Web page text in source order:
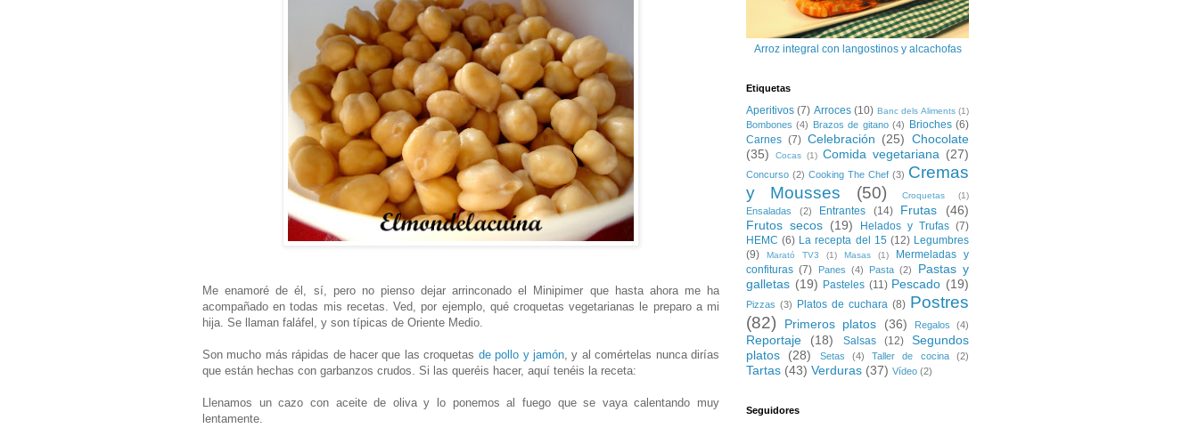
Me enamoré de él, sí, pero no pienso dejar arrinconado el Minipimer que hasta ahora me ha
acompañado en todas mis recetas. Ved, por ejemplo, qué croquetas vegetarianas le preparo a mi
hija. Se llaman faláfel, y son típicas de Oriente Medio.
Son mucho más rápidas de hacer que las croquetas de pollo y jamón, y al comértelas nunca dirías
que están hechas con garbanzos crudos. Si las queréis hacer, aquí tenéis la receta:
Llenamos un cazo con aceite de oliva y lo ponemos al fuego que se vaya calentando muy
lentamente.
Arroz integral con langostinos y alcachofas
Etiquetas
Aperitivos (7) Arroces (10) Banc dels Aliments (1)
Bombones (4) Brazos de gitano (4) Brioches (6)
Carnes (7) Celebración (25) Chocolate
(35)
Cocas (1) Comida vegetariana (27)
Concurso (2) Cooking The Chef (3) Cremas
y Mousses
(50) Croquetas (1)
Ensaladas (2) Entrantes (14) Frutas
(46)
Frutos secos (19) Helados y Trufas (7)
HEMC (6) La recepta del 15 (12) Legumbres
(9)
Marató TV3 (1) Masas (1)
Mermeladas y
confituras (7) Panes (4) Pasta (2)
Pastas y
galletas (19) Pasteles (11) Pescado (19)
Pizzas (3) Platos de cuchara (8) Postres
(82)
Primeros platos (36) Regalos (4)
Reportaje (18) Salsas (12)
Segundos
platos
(28) Setas (4) Taller de cocina (2)
Tartas (43) Verduras (37) Vídeo (2)
Seguidores